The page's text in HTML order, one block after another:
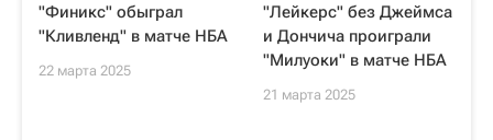
"Финикс" обыграл
"Кливленд" в матче НБА
22 марта 2025
"Лейкерс" без Джеймса
и Дончича проиграли
"Милуоки" в матче НБА
21 марта 2025